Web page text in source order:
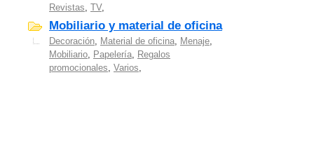
Revistas, TV,
Mobiliario y material de oficina
Decoración, Material de oficina, Menaje,
Mobiliario, Papelería, Regalos
promocionales, Varios,